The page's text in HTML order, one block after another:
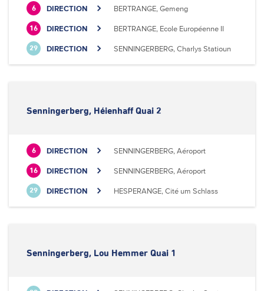
6 DIRECTION BERTRANGE, Gemeng
16 DIRECTION BERTRANGE, Ecole Européenne II
29 DIRECTION SENNINGERBERG, Charlys Statioun
Senningerberg, Héienhaff Quai 2
6 DIRECTION SENNINGERBERG, Aéroport
16 DIRECTION SENNINGERBERG, Aéroport
29 DIRECTION HESPERANGE, Cité um Schlass
Senningerberg, Lou Hemmer Quai 1